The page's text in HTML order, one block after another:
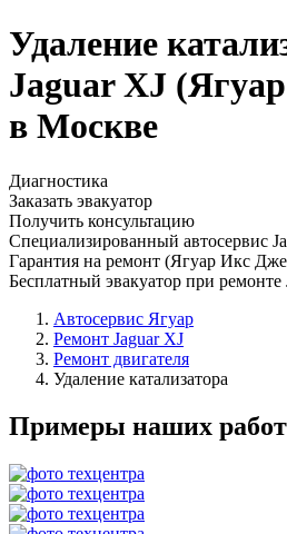
Удаление
Jaguar XJ
в Москве
Диагностика
Заказать эвакуатор
Получить консультацию
Специализированный автосервис
Гарантия на ремонт (Ягуар Икс
Бесплатный эвакуатор при ремонте
Автосервис Ягуар
Ремонт Jaguar XJ
Ремонт двигателя
Удаление катализатора
Примеры наших работ